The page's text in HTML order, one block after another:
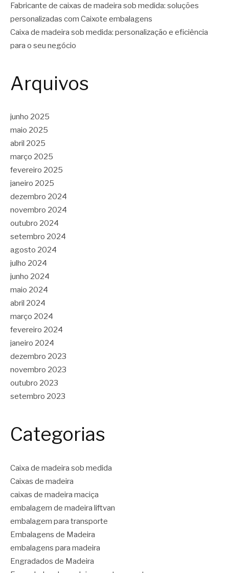
Fabricante de caixas de madeira sob medida: soluções
personalizadas com Caixote embalagens
Caixa de madeira sob medida: personalização e eficiência
para o seu negócio
Arquivos
junho 2025
maio 2025
abril 2025
março 2025
fevereiro 2025
janeiro 2025
dezembro 2024
novembro 2024
outubro 2024
setembro 2024
agosto 2024
julho 2024
junho 2024
maio 2024
abril 2024
março 2024
fevereiro 2024
janeiro 2024
dezembro 2023
novembro 2023
outubro 2023
setembro 2023
Categorias
Caixa de madeira sob medida
Caixas de madeira
caixas de madeira maciça
embalagem de madeira liftvan
embalagem para transporte
Embalagens de Madeira
embalagens para madeira
Engradados de Madeira